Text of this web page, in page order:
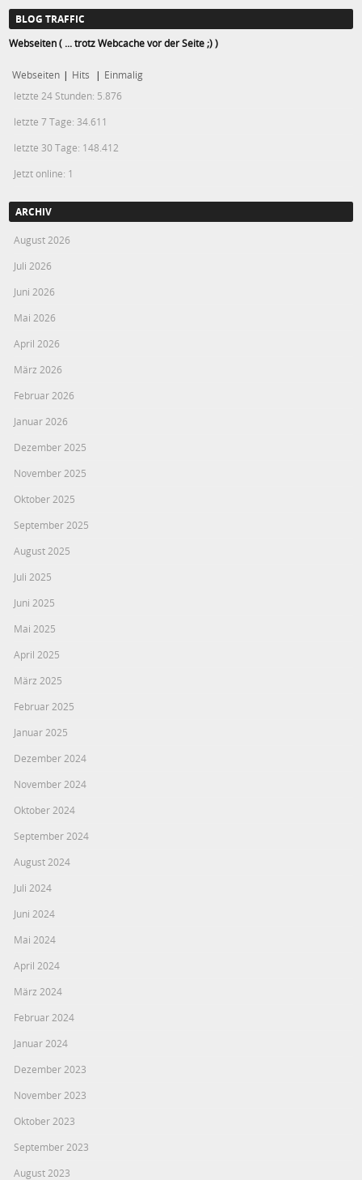
BLOG TRAFFIC
Webseiten ( ... trotz Webcache vor der Seite ;) )
Webseiten | Hits | Einmalig
letzte 24 Stunden: 5.876
letzte 7 Tage: 34.611
letzte 30 Tage: 148.412
Jetzt online: 1
ARCHIV
August 2026
Juli 2026
Juni 2026
Mai 2026
April 2026
März 2026
Februar 2026
Januar 2026
Dezember 2025
November 2025
Oktober 2025
September 2025
August 2025
Juli 2025
Juni 2025
Mai 2025
April 2025
März 2025
Februar 2025
Januar 2025
Dezember 2024
November 2024
Oktober 2024
September 2024
August 2024
Juli 2024
Juni 2024
Mai 2024
April 2024
März 2024
Februar 2024
Januar 2024
Dezember 2023
November 2023
Oktober 2023
September 2023
August 2023